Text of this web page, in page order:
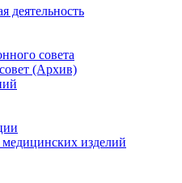
деятельность
совета
(Архив)
изделий